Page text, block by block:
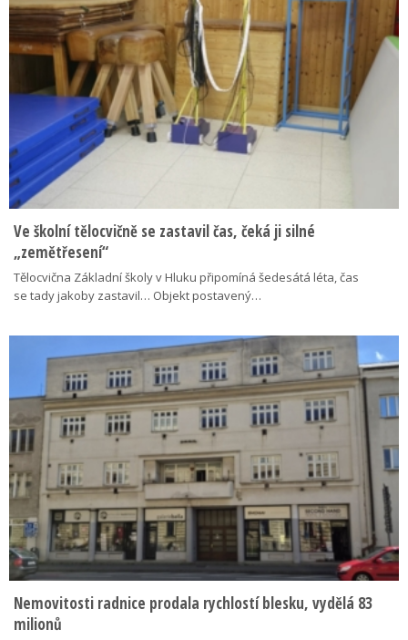
Ve školní tělocvičně se zastavil čas, čeká ji silné
„zemětřesení“
Tělocvična Základní školy v Hluku připomíná šedesátá léta, čas
se tady jakoby zastavil… Objekt postavený…
Nemovitosti radnice prodala rychlostí blesku, vydělá 83
milionů